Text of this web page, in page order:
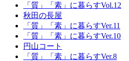
「質」「素」に暮らすVol.12
秋田の長屋
「質」「素」に暮らすVer.11
「質」「素」に暮らすVer.10
円山コート
「質」「素」に暮らすVer.8